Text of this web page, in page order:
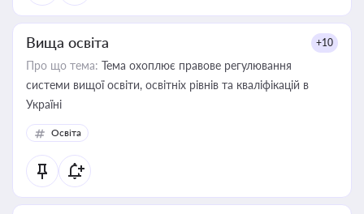
Вища освіта +10
Про що тема: Тема охоплює правове регулювання
системи вищої освіти, освітніх рівнів та кваліфікацій в
Україні
Освіта